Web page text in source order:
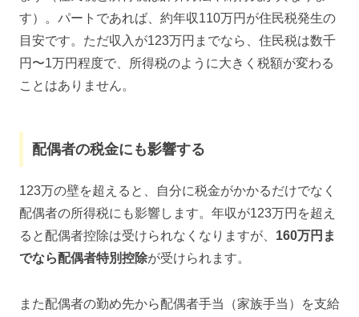
す）。パートであれば、約年収110万円が住民税発生の
目安です。ただ収入が123万円までなら、住民税は数千
円〜1万円程度で、所得税のように大きく税額が変わる
ことはありません。
配偶者の税金にも影響する
123万の壁を超えると、自分に税金がかかるだけでなく
配偶者の所得税にも影響します。年収が123万円を超え
ると配偶者控除は受けられなくなりますが、 160万円ま
でなら配偶者特別控除が受けられます。
また配偶者の勤め先から配偶者手当（家族手当）を支給